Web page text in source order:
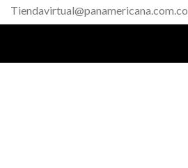
Tiendavirtual@panamericana.com.co